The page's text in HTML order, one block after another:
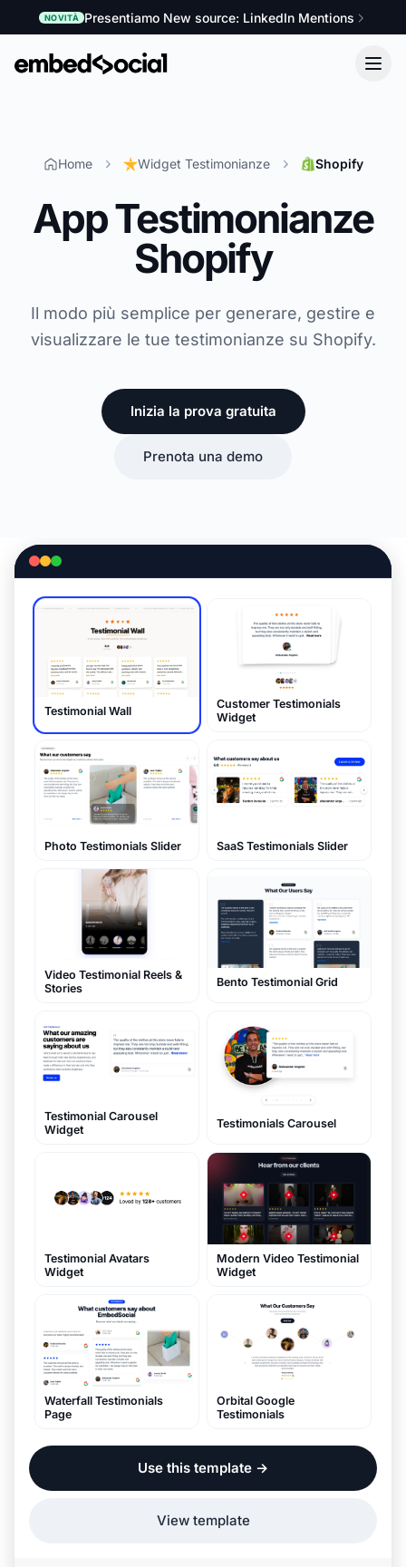
NOVITÀ Presentiamo New source: LinkedIn Mentions
Home Widget Testimonianze Shopify
App Testimonianze
Shopify
Il modo più semplice per generare, gestire e
visualizzare le tue testimonianze su Shopify.
Inizia la prova gratuita
Prenota una demo
Testimonial Wall
Customer Testimonials
Widget
Photo Testimonials Slider SaaS Testimonials Slider
Video Testimonial Reels &
Stories
Bento Testimonial Grid
Testimonial Carousel
Widget
Testimonials Carousel
Testimonial Avatars
Widget
Modern Video Testimonial
Widget
Waterfall Testimonials
Page
Orbital Google
Testimonials
Use this template →
View template